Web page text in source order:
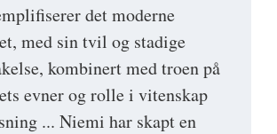
det moderne
med sin tvil og stadige
kombinert med troen på
evner og rolle i vitenskap
... Niemi har skapt en